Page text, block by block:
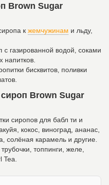
Brown Sugar
к жемчужинам и льду,
газированной водой, соками
напитков.
бисквитов, поливки
Brown Sugar
сиропов для бабл ти и
кокос, виноград, ананас,
солёная карамель и другие.
, трубочки, топпинги, желе,